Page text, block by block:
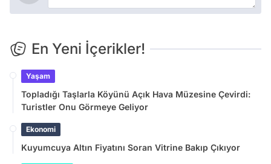
En Yeni İçerikler!
Yaşam
Topladığı Taşlarla Köyünü Açık Hava Müzesine Çevirdi:
Turistler Onu Görmeye Geliyor
Ekonomi
Kuyumcuya Altın Fiyatını Soran Vitrine Bakıp Çıkıyor